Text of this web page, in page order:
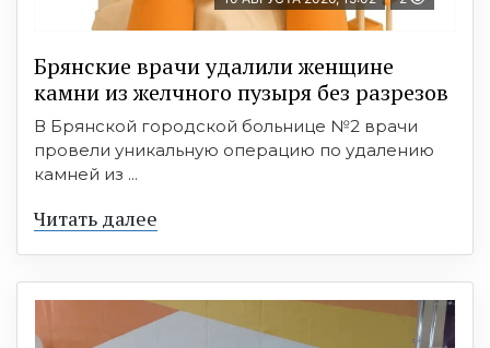
Брянские врачи удалили женщине
камни из желчного пузыря без разрезов
В Брянской городской больнице №2 врачи
провели уникальную операцию по удалению
камней из ...
Читать далее